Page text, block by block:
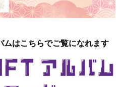
はこちらでご覧になれます